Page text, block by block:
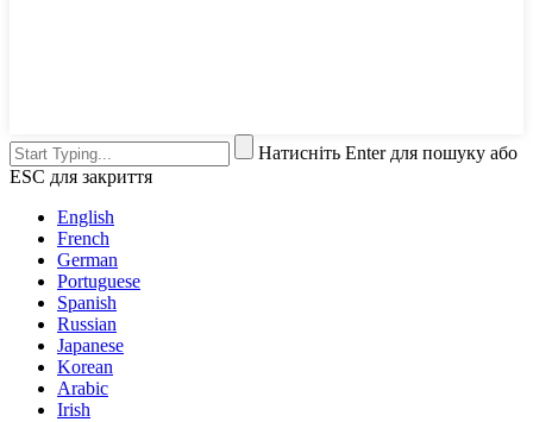
Натисніть Enter для пошуку або
ESC для закриття
English
French
German
Portuguese
Spanish
Russian
Japanese
Korean
Arabic
Irish